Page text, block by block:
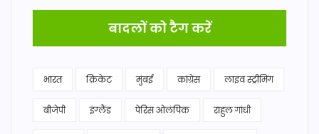
बादलों को टैग करें
भारत क्रिकेट मुंबई कांग्रेस लाइव स्ट्रीमिंग
बीजेपी इंग्लैंड पेरिस ओलंपिक राहुल गांधी